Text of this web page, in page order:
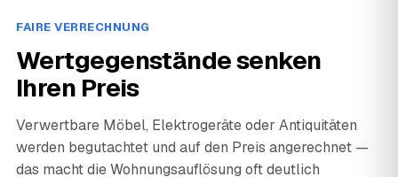
FAIRE VERRECHNUNG
Wertgegenstände senken
Ihren Preis
Verwertbare Möbel, Elektrogeräte oder Antiquitäten
werden begutachtet und auf den Preis angerechnet —
das macht die Wohnungsauflösung oft deutlich